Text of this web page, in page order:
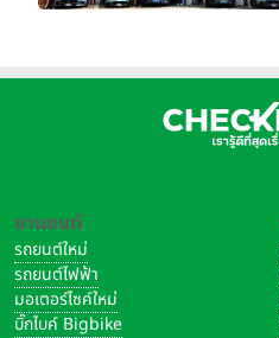
ยานยนต์
รถยนต์ใหม่
รถยนต์ไฟฟ้า
มอเตอร์ไซค์ใหม่
บิ๊กไบค์ Bigbike